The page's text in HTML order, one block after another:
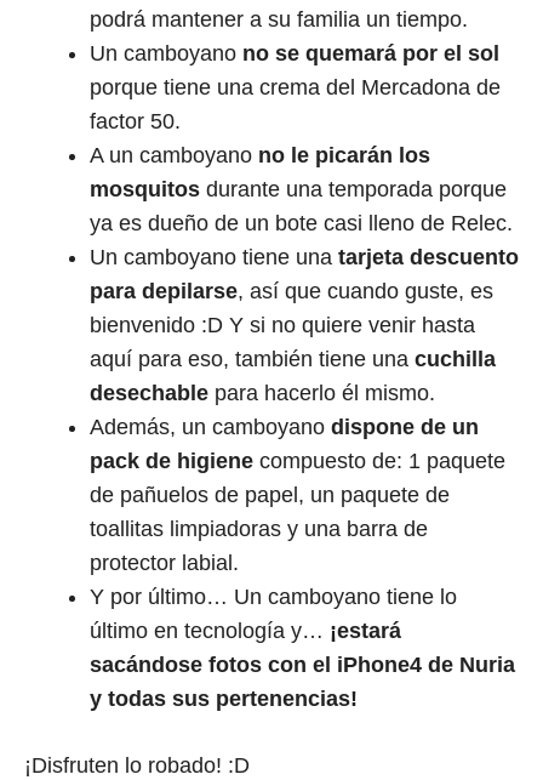
podrá mantener a su familia un tiempo.
Un camboyano no se quemará por el sol
porque tiene una crema del Mercadona de
factor 50.
A un camboyano no le picarán los
mosquitos durante una temporada porque
ya es dueño de un bote casi lleno de Relec.
Un camboyano tiene una tarjeta descuento
para depilarse, así que cuando guste, es
bienvenido :D Y si no quiere venir hasta
aquí para eso, también tiene una cuchilla
desechable para hacerlo él mismo.
Además, un camboyano dispone de un
pack de higiene compuesto de: 1 paquete
de pañuelos de papel, un paquete de
toallitas limpiadoras y una barra de
protector labial.
Y por último… Un camboyano tiene lo
último en tecnología y… ¡estará
sacándose fotos con el iPhone4 de Nuria
y todas sus pertenencias!
¡Disfruten lo robado! :D